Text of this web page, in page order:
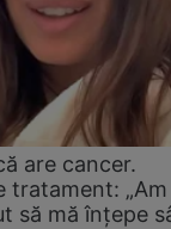
are cancer.
tratament:
să mă înțepe